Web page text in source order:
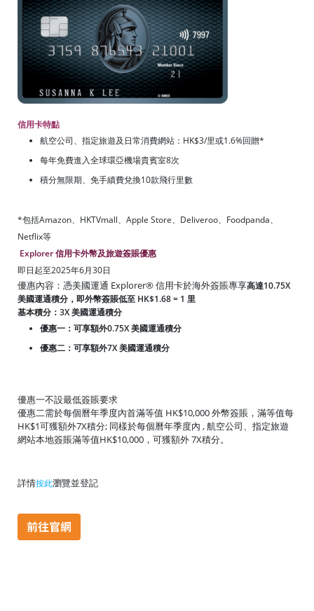
信用卡特點
航空公司、指定旅遊及日常消費網站：HK$3/里或1.6%回贈*
每年免費進入全球環亞機場貴賓室8次
積分無限期、免手續費兌換10款飛行里數
*包括Amazon、HKTVmall、Apple Store、Deliveroo、Foodpanda、
Netflix等
Explorer 信用卡外幣及旅遊簽賬優惠
即日起至2025年6月30日
優惠內容：憑美國運通 Explorer® 信用卡於海外簽賬專享高達10.75X
美國運通積分，即外幣簽賬低至 HK$1.68 = 1 里
基本積分：3X 美國運通積分
優惠一：可享額外0.75X 美國運通積分
優惠二：可享額外7X 美國運通積分
優惠一不設最低簽賬要求
優惠二需於每個曆年季度內首滿等值 HK$10,000 外幣簽賬，滿等值每
HK$1可獲額外7X積分; 同樣於每個曆年季度內 , 航空公司、指定旅遊
網站本地簽賬滿等值HK$10,000，可獲額外 7X積分。
詳情按此瀏覽並登記